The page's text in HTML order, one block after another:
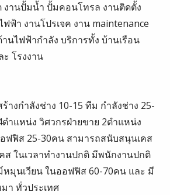
งานปั้มน้ำ ปั้มคอนโทรล งานติดตั้ง
ฟ้า งานโปรเจค งาน maintenance
นไฟฟ้ากำลัง บริการทั้ง บ้านเรือน
โรงงาน
ำลังช่าง 10-15 ทีม กำลังช่าง 25-
ำแหน่ง วิศวกรฝ่ายขาย 2ตำแหน่ง
ฟิส 25-30คน สามารถสนับสนุนเคส
คส ในเวลาทำงานปกติ มีพนักงานปกติ
หมุนเวียน ในออฟฟิส 60-70คน และ มี
า ทั่วประเทศ